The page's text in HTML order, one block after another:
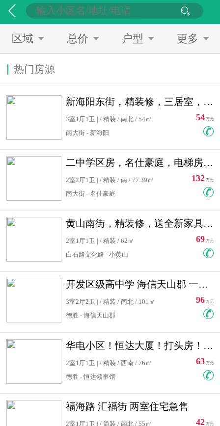
区域 总价 户型 更多
热门房源
新海阳东街，精装修，三居室，南北通透，拎包入住，单价低
3室1厅1卫 | / 精装 / 南北 / 54㎡
南大街 - 新海阳
54 万元
二中学区房，名仕豪庭，电梯房，双南卧室，单价低，急售
2室2厅1卫 | / 精装 / 南 / 77.39㎡
南大街 - 名仕豪庭
132 万元
黄山南街，精装修，送全新家具，看房有钥匙，实用面积大
2室1厅1卫 | / 精装 / 62㎡
白石路文化路 - 小黄山
69 万元
开发区级高中学 海信天山郡 一手合同没有税！ 送车位
3室2厅2卫 | / 精装 / 南北 / 101㎡
德胜 - 海信天山郡
96 万元
华电小区！恒达大厦！打头房！精装修！可低首付！随时看房！
2室1厅1卫 | / 精装 / 西南 / 76㎡
德胜 - 恒达领事馆
63 万元
福海路 汇福街 两室住宅急售
2室1厅1卫 | / 简装 / 南北 / 55㎡
42 万元